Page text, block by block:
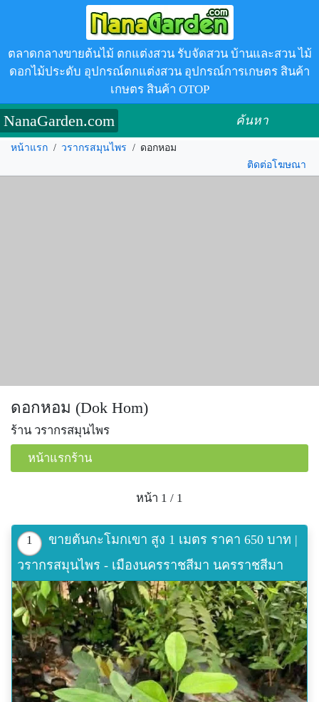
ตลาดกลางขายต้นไม้ ตกแต่งสวน รับจัดสวน บ้านและสวน ไม้
ดอกไม้ประดับ อุปกรณ์ตกแต่งสวน อุปกรณ์การเกษตร สินค้า
เกษตร สินค้า OTOP
NanaGarden.com ค้นหา
หน้าแรก / วรากรสมุนไพร / ดอกหอม
ติดต่อโฆษณา
ดอกหอม (Dok Hom)
ร้าน วรากรสมุนไพร
หน้าแรกร้าน
หน้า 1 / 1
1
ขายต้นกะโมกเขา สูง 1 เมตร ราคา 650 บาท |
วรากรสมุนไพร - เมืองนครราชสีมา นครราชสีมา